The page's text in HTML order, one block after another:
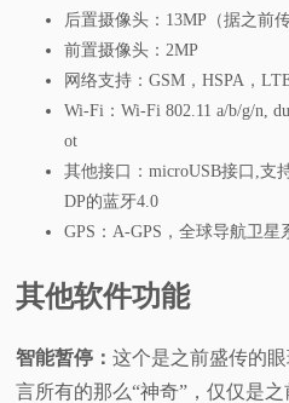
后置摄像头：13MP（据之前
前置摄像头：2MP
网络支持：GSM，HSPA，
Wi-Fi：Wi-Fi 802.11 a/b/g/n,
ot
其他接口：microUSB接口,支
DP的蓝牙4.0
GPS：A-GPS，全球导航卫星
其他软件功能
智能暂停：这个是之前盛传的
言所有的那么“神奇”，仅仅是之